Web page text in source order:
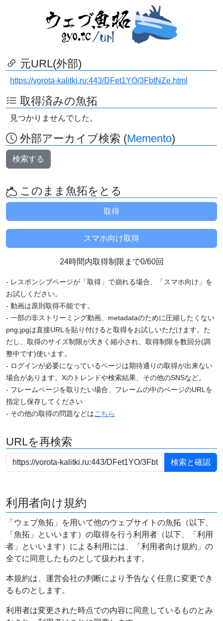
元URL(外部)
https://vorota-kalitki.ru:443/DFet1YO/3FbtNZe.html
取得済みの魚拓
見つかりませんでした。
外部アーカイブ検索 (Memento)
検索する
このまま魚拓をとる
24時間内取得制限まで0/60回
- レスポンシブページが「取得」で崩れる場合、「スマホ向け」を
お試しください。
- 動画は原則取得不能です。
- 一部の非ストリーミング動画、metadataのために圧縮したくない
png,jpgは直接URLを貼り付けると取得をお試しいただけます。た
だし、取得のサイズ制限が大きく縮小され、取得制限を数回分(調
整中です)使います。
- ログインが必要になっているページは期待通りの取得が出来ない
場合があります。Xのトレンドや検索結果、その他のSNSなど。
- フレームページを取りたい場合、フレームの中のページのURLを
指定し保存してください
- その他の取得の問題などはこちら
URLを再検索
利用者向け規約
「ウェブ魚拓」を用いて他のウェブサイトの魚拓（以下、
「魚拓」といいます）の取得を行う利用者（以下、「利用
者」といいます）による利用には、「利用者向け規約」の
全てに同意したものとして扱われます。
本規約は、運営会社の判断により予告なく任意に変更でき
るものとします。
利用者は変更された時点での内容に同意しているものとみ